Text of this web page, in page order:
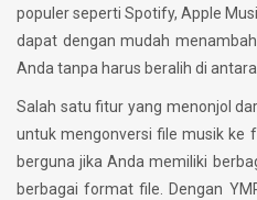
populer seperti Spotify, Apple
dapat dengan mudah
Anda tanpa harus beralih di
Salah satu fitur yang menonjol
untuk mengonversi file musik ke
berguna jika Anda memiliki
berbagai format file. Dengan